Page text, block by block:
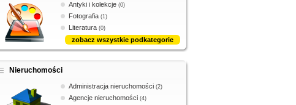
Antyki i kolekcje (0)
Fotografia (1)
Literatura (0)
zobacz wszystkie podkategorie
Nieruchomości
Administracja nieruchomości (2)
Agencje nieruchomości (4)